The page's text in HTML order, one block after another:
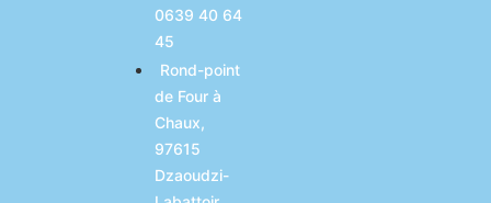
0639 40 64
45
Rond-point
de Four à
Chaux,
97615
Dzaoudzi-